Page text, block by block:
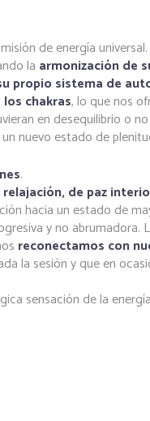
de energía
la armonización de
propio sistema de
chakras, lo que nos
en desequilibrio o
nuevo estado de
.
de paz
hacia un estado de
y no abrumadora.
reconectamos con
la sesión y que en
sensación de la